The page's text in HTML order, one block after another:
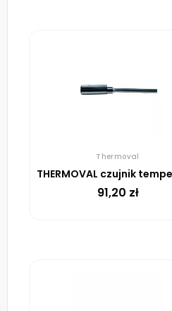
Thermoval
91,20 zł